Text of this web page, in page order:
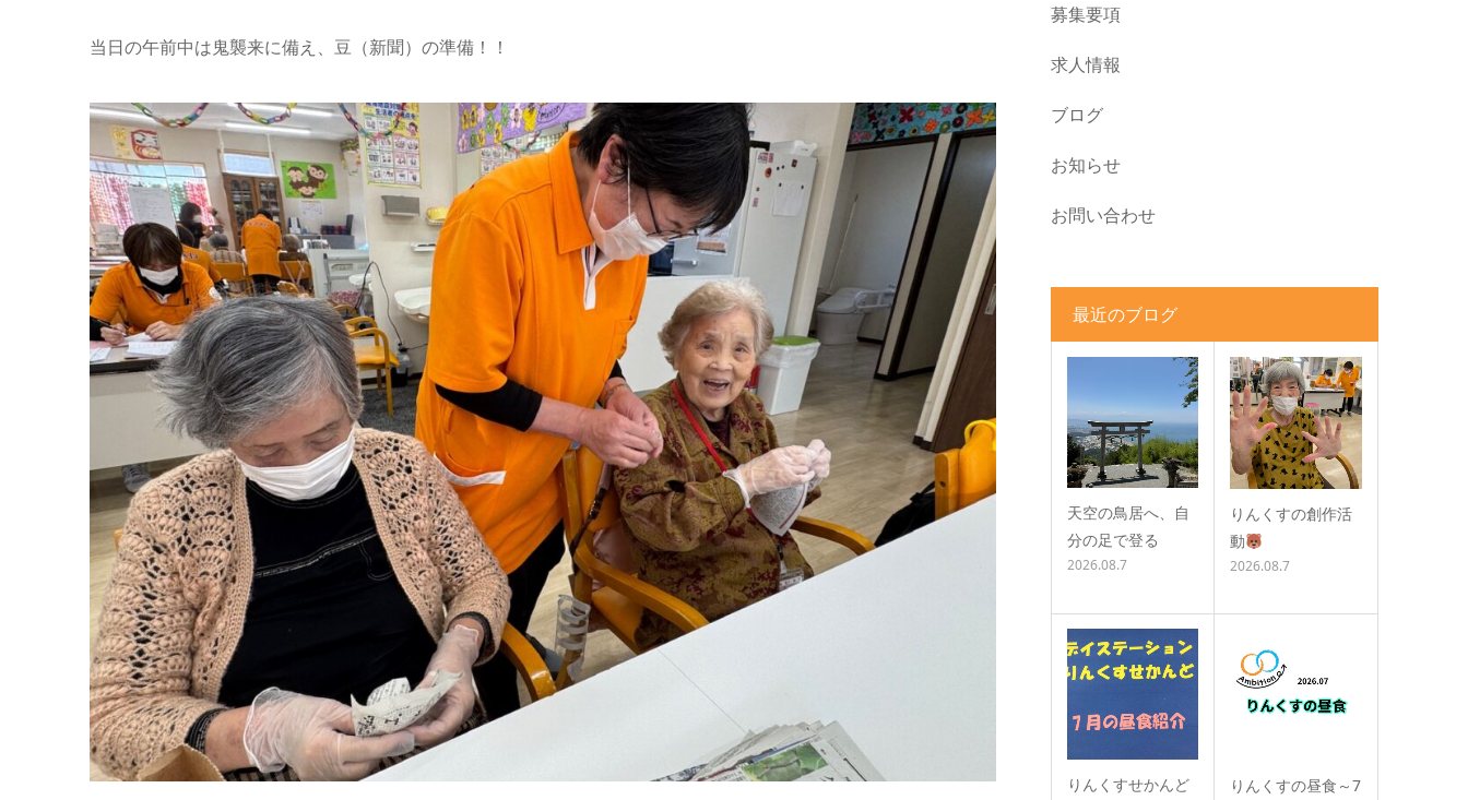
当日の午前中は鬼襲来に備え、豆（新聞）の準備！！
募集要項
求人情報
ブログ
お知らせ
お問い合わせ
最近のブログ
天空の鳥居へ、自
分の足で登る
2026.08.7
りんくすの創作活
動
2026.08.7
りんくすせかんど
りんくすの昼食～7